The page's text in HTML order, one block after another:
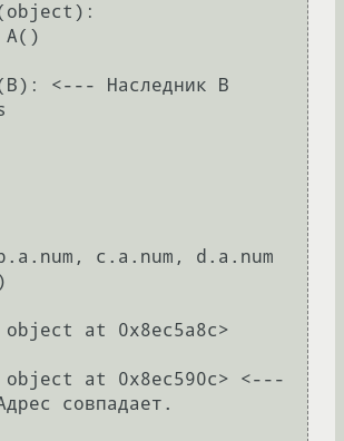
<--- Наследник B
c.a.num, d.a.num
object at 0x8ec5a8c>
object at 0x8ec590c> <---
совпадает.